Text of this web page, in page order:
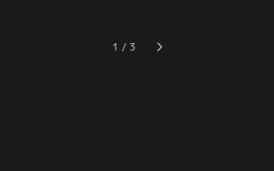
る。マーティンがルイジアナの田舎
ないかとサムに告げる。一方ベニー
を信じるディーンは、サムとマーテ
知られることを恐れたナオミは、カ
巡らされており、潜入できず困った
カスティエルはディーンに協力を頼
1